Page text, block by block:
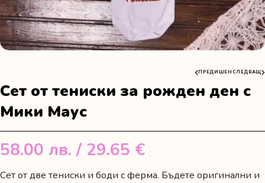
ПРЕДИШЕН СЛЕДВАЩ
Сет от тениски за рожден ден с
Мики Маус
58.00 лв. / 29.65 €
Сет от две тениски и боди с ферма. Бъдете оригинални и